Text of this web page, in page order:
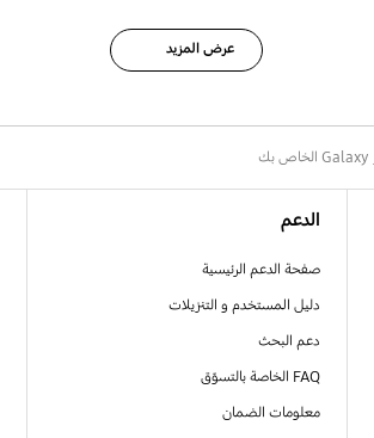
عرض المزيد
الدعم
صفحة الدعم الرئيسية
دليل المستخدم و التنزيلات
دعم البحث
FAQ الخاصة بالتسوّق
معلومات الضمان